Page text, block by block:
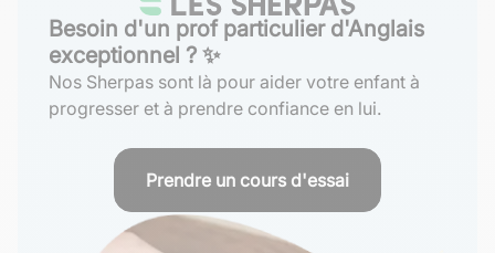
Besoin d'un prof particulier d'Anglais
exceptionnel ? ✨
Nos Sherpas sont là pour aider votre enfant à
progresser et à prendre confiance en lui.
Prendre un cours d'essai